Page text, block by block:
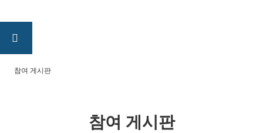
참여 게시판
참여 게시판